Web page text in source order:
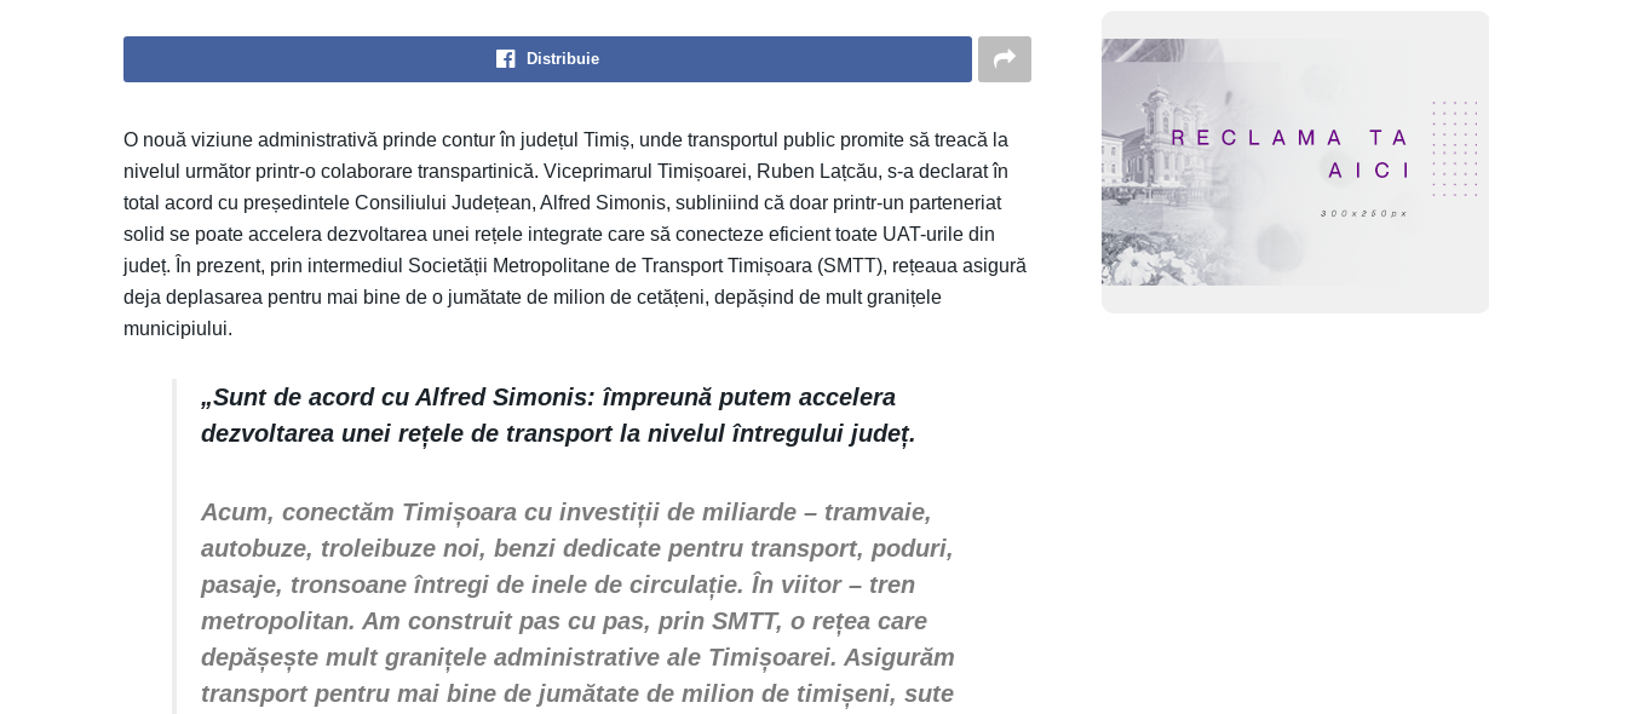
Distribuie
O nouă viziune administrativă prinde contur în județul Timiș, unde transportul public promite să treacă la
nivelul următor printr-o colaborare transpartinică. Viceprimarul Timișoarei, Ruben Lațcău, s-a declarat în
total acord cu președintele Consiliului Județean, Alfred Simonis, subliniind că doar printr-un parteneriat
solid se poate accelera dezvoltarea unei rețele integrate care să conecteze eficient toate UAT-urile din
județ. În prezent, prin intermediul Societății Metropolitane de Transport Timișoara (SMTT), rețeaua asigură
deja deplasarea pentru mai bine de o jumătate de milion de cetățeni, depășind de mult granițele
municipiului.
„Sunt de acord cu Alfred Simonis: împreună putem accelera
dezvoltarea unei rețele de transport la nivelul întregului județ.
Acum, conectăm Timișoara cu investiții de miliarde – tramvaie,
autobuze, troleibuze noi, benzi dedicate pentru transport, poduri,
pasaje, tronsoane întregi de inele de circulație. În viitor – tren
metropolitan. Am construit pas cu pas, prin SMTT, o rețea care
depășește mult granițele administrative ale Timișoarei. Asigurăm
transport pentru mai bine de jumătate de milion de timișeni, sute